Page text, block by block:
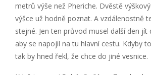
metrů výše než Pheriche. Dvěstě
výšce už hodně poznat. A vzdálenostně
stejné. Jen ten průvod musel další den jít
aby se napojil na tu hlavní cestu. Kdyby
tak by hned řekl, že chce do jiné vesnice.